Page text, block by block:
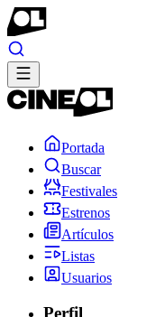
Portada
Buscar
Festivales
Estrenos
Artículos
Listas
Usuarios
Perfil